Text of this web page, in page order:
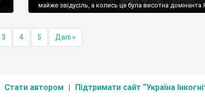
майже звідусіль, а колись це була висотна домінанта
3 4 5 Далі »
Стати автором Підтримати сайт “Україна